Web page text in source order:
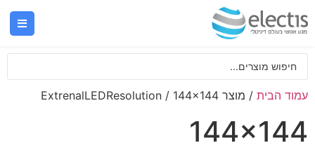
עמוד הבית / מוצר ExtrenalLEDResolution / 144x144
144x144